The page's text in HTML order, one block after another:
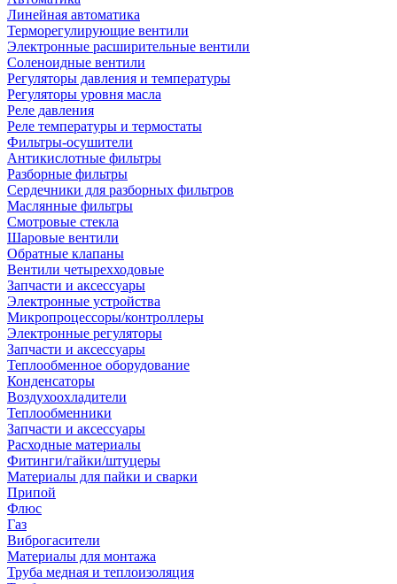
Линейная автоматика
Терморегулирующие вентили
Электронные расширительные вентили
Соленоидные вентили
Регуляторы давления и температуры
Регуляторы уровня масла
Реле давления
Реле температуры и термостаты
Фильтры-осушители
Антикислотные фильтры
Разборные фильтры
Сердечники для разборных фильтров
Маслянные фильтры
Смотровые стекла
Шаровые вентили
Обратные клапаны
Вентили четырехходовые
Запчасти и аксессуары
Электронные устройства
Микропроцессоры/контроллеры
Электронные регуляторы
Запчасти и аксессуары
Теплообменное оборудование
Конденсаторы
Воздухоохладители
Теплообменники
Запчасти и аксессуары
Расходные материалы
Фитинги/гайки/штуцеры
Материалы для пайки и сварки
Припой
Флюс
Газ
Виброгасители
Материалы для монтажа
Труба медная и теплоизоляция